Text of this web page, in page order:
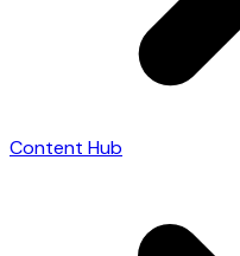
Content Hub